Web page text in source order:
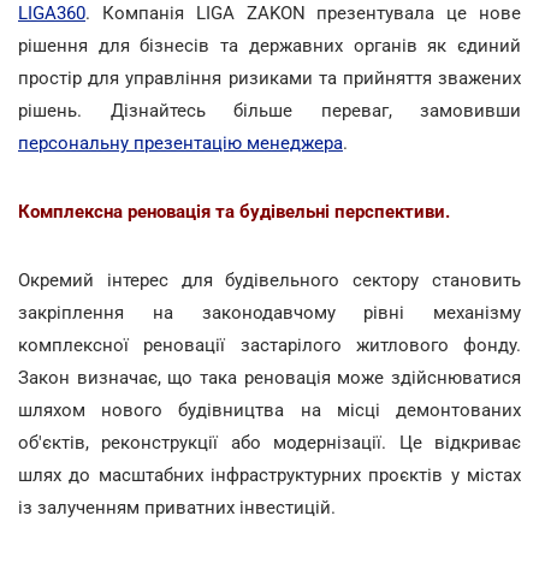
LIGA360. Компанія LIGA ZAKON презентувала це нове
рішення для бізнесів та державних органів як єдиний
простір для управління ризиками та прийняття зважених
рішень. Дізнайтесь більше переваг, замовивши
персональну презентацію менеджера.
Комплексна реновація та будівельні перспективи.
Окремий інтерес для будівельного сектору становить
закріплення на законодавчому рівні механізму
комплексної реновації застарілого житлового фонду.
Закон визначає, що така реновація може здійснюватися
шляхом нового будівництва на місці демонтованих
об'єктів, реконструкції або модернізації. Це відкриває
шлях до масштабних інфраструктурних проєктів у містах
із залученням приватних інвестицій.